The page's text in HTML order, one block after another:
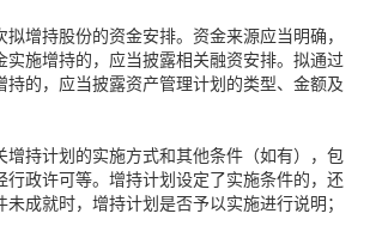
拟增持股份的资金安排。资金来源应当明确，
实施增持的，应当披露相关融资安排。拟通过
持的，应当披露资产管理计划的类型、金额及
增持计划的实施方式和其他条件（如有），包
行政许可等。增持计划设定了实施条件的，还
成就时，增持计划是否予以实施进行说明；